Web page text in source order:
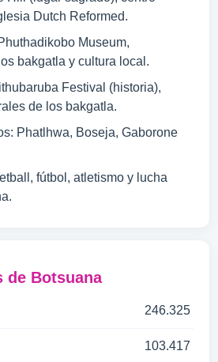
Dutch Reformed.
Museum,
bakgatla y cultura local.
Festival (historia),
de los bakgatla.
Phatlhwa, Boseja, Gaborone
fútbol, atletismo y lucha
de Botsuana
246.325
103.417